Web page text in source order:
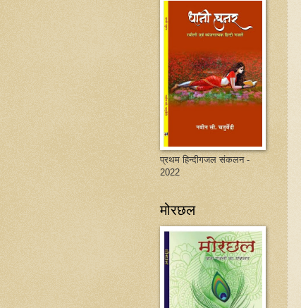
प्रथम हिन्दीगजल संकलन -
2022
मोरछल